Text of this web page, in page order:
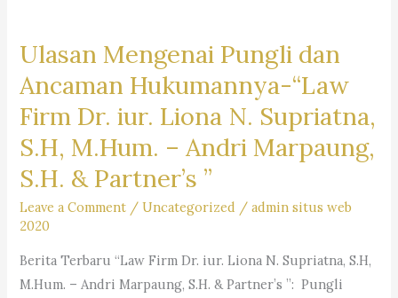
Ulasan Mengenai Pungli dan
Ancaman Hukumannya-“Law
Firm Dr. iur. Liona N. Supriatna,
S.H, M.Hum. – Andri Marpaung,
S.H. & Partner’s ”
Leave a Comment /Uncategorized /admin situs web
2020
Berita Terbaru “Law Firm Dr. iur. Liona N. Supriatna, S.H,
M.Hum. – Andri Marpaung, S.H. & Partner’s ”: Pungli